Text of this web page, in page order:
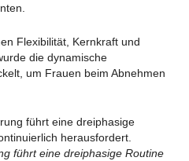
Flexibilität, Kernkraft und
die dynamische
um Frauen beim Abnehmen
führt eine dreiphasige Routine